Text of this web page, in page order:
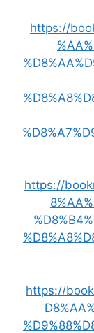
https://
https://
https://